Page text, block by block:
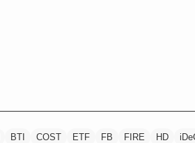
BTI COST ETF FB FIRE HD